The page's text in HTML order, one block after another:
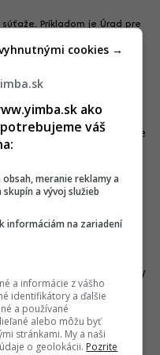
Príkladom je Úrad pre
projektu aj súťažné
Štát sa chystá
postupuje tak, ako sa na
možno konštatovať, že ide
v posledných
pripravených súťaží skôr
tomu, že sa to
totiž ide už o druhú veľkú
je NBS, hľadajúca
Opatrne sa pridávajú aj
) alebo významné orgány
ochranu oznamovateľov
tomu, že už nejde
posun.
projektu sú v tomto
ako
váš
meranie reklamy a
a vývoj služieb
informáciám na zariadení
a informácie z vášho
identifikátory a ďalšie
a používané
alebo môžu byť
stránkami. My a naši
o geolokácii. Pozrite
cookies →